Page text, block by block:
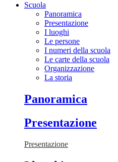
Scuola
Panoramica
Presentazione
I luoghi
Le persone
I numeri della scuola
Le carte della scuola
Organizzazione
La storia
Panoramica
Presentazione
Presentazione